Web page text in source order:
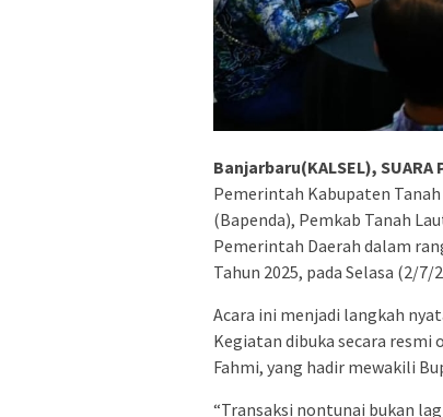
Banjarbaru(KALSEL), SUARA
Pemerintah Kabupaten
(Bapenda), Pemkab Tanah
Pemerintah Daerah dalam
Tahun 2025, pada Selasa (2/7/
Acara ini menjadi langkah
Kegiatan dibuka secara resmi
Fahmi, yang hadir mewakili
“Transaksi nontunai bukan